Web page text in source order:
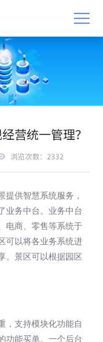
营统一管理？
浏览次数：2332
提供智慧系统服务，
业务中台。 业务中台
电商、零售等系统于
可以将各业务系统进
。景区可以根据园区
，支持模块化功能自
功能买单。一个后台